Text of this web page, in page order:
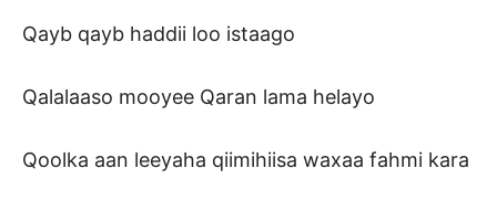
Qayb qayb haddii loo istaago
Qalalaaso mooyee Qaran lama helayo
Qoolka aan leeyaha qiimihiisa waxaa fahmi kara